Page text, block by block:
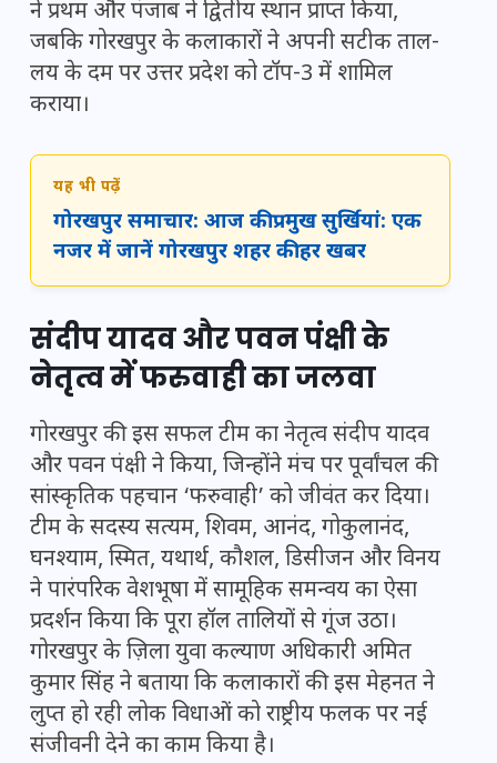
ने प्रथम और पंजाब ने द्वितीय स्थान प्राप्त किया,
जबकि गोरखपुर के कलाकारों ने अपनी सटीक ताल-
लय के दम पर उत्तर प्रदेश को टॉप-3 में शामिल
कराया।
यह भी पढ़ें
गोरखपुर समाचार: आज की प्रमुख सुर्खियां: एक
नजर में जानें गोरखपुर शहर की हर खबर
संदीप यादव और पवन पंक्षी के
नेतृत्व में फरुवाही का जलवा
गोरखपुर की इस सफल टीम का नेतृत्व संदीप यादव
और पवन पंक्षी ने किया, जिन्होंने मंच पर पूर्वांचल की
सांस्कृतिक पहचान ‘फरुवाही’ को जीवंत कर दिया।
टीम के सदस्य सत्यम, शिवम, आनंद, गोकुलानंद,
घनश्याम, स्मित, यथार्थ, कौशल, डिसीजन और विनय
ने पारंपरिक वेशभूषा में सामूहिक समन्वय का ऐसा
प्रदर्शन किया कि पूरा हॉल तालियों से गूंज उठा।
गोरखपुर के ज़िला युवा कल्याण अधिकारी अमित
कुमार सिंह ने बताया कि कलाकारों की इस मेहनत ने
लुप्त हो रही लोक विधाओं को राष्ट्रीय फलक पर नई
संजीवनी देने का काम किया है।